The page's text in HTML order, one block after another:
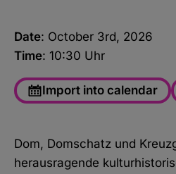
Date: October 3rd, 2026
Time: 10:30 Uhr
Import into calendar
Dom, Domschatz und
herausragende